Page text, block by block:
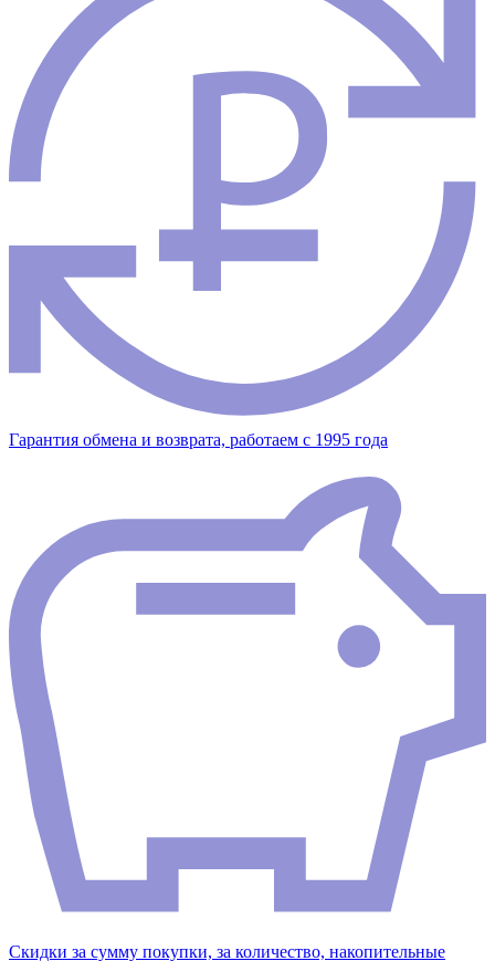
Гарантия обмена и возврата, работаем с 1995 года
Скидки за сумму покупки, за количество, накопительные